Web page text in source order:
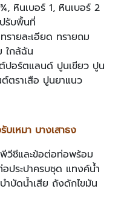
หินเบอร์ 1, หินเบอร์ 2
รับพื้นที่
รายละเอียด ทรายถม
ใกล้ฉัน
ปอร์ตแลนด์ ปูนเขียว ปูน
ตราเสือ ปูนยาแนว
เหมา บางเสาธง
วีซีและข้อต่อท่อพร้อม
ระปาครบชุด แทงค์น้ำ
บัดน้ำเสีย ถังดักไขมัน